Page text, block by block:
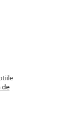
1993
2007/47 /
in 5
PN -EN ISO
15523-1:
medicale.
de